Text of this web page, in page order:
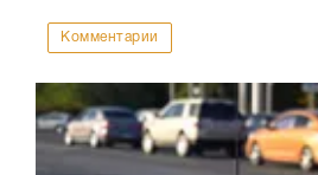
Комментарии